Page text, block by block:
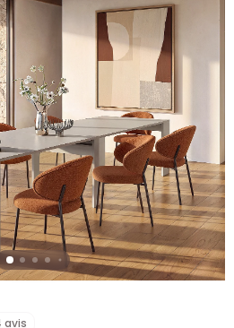
avis